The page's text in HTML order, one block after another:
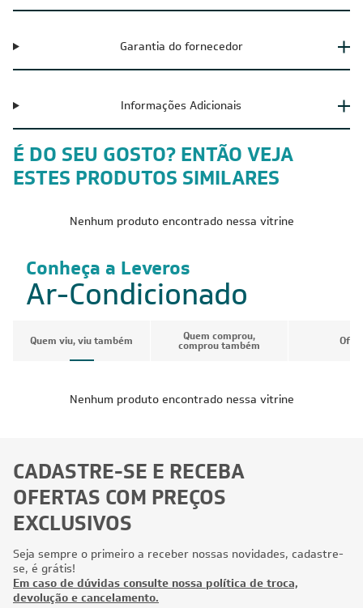
Garantia do fornecedor
Informações Adicionais
É DO SEU GOSTO? ENTÃO VEJA
ESTES PRODUTOS SIMILARES
Nenhum produto encontrado nessa vitrine
Conheça a Leveros
Ar-Condicionado
Quem viu, viu também Quem comprou,
comprou também
Nenhum produto encontrado nessa vitrine
CADASTRE-SE E RECEBA
OFERTAS COM PREÇOS
EXCLUSIVOS
Seja sempre o primeiro a receber nossas novidades, cadastre-
se, é grátis!
Em caso de dúvidas consulte nossa política de troca,
devolução e cancelamento.